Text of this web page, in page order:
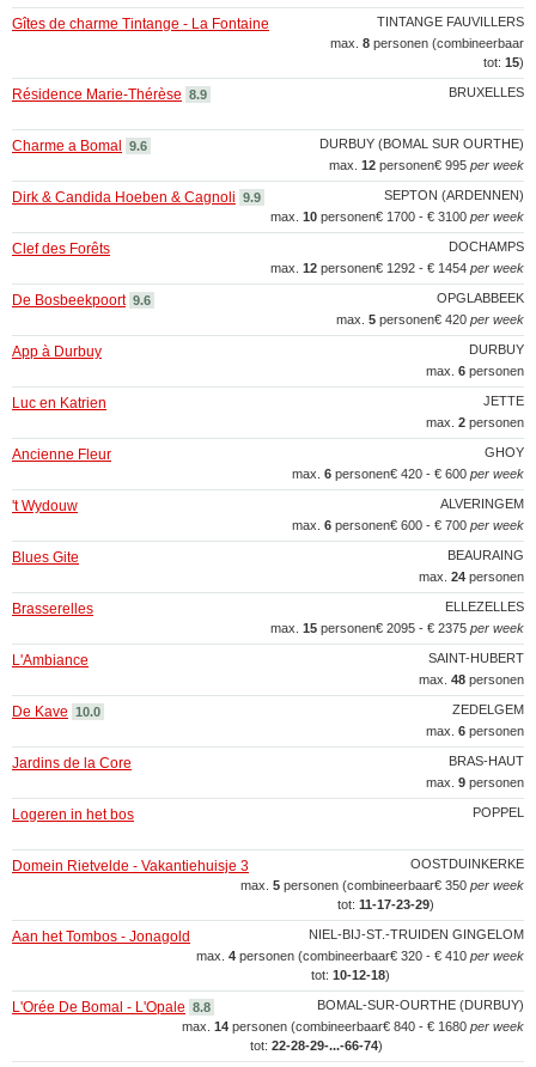
TINTANGE FAUVILLERS
Gîtes de charme Tintange - La Fontaine
max. 8 personen (combineerbaar
tot: 15)
BRUXELLES
Résidence Marie-Thérèse 8.9
DURBUY (BOMAL SUR OURTHE)
Charme a Bomal
9.6
€ 995 per week
max. 12 personen
SEPTON (ARDENNEN)
Dirk & Candida Hoeben & Cagnoli 9.9
€ 1700 - € 3100 per week
max. 10 personen
DOCHAMPS
Clef des Forêts
€ 1292 - € 1454 per week
max. 12 personen
OPGLABBEEK
De Bosbeekpoort 9.6
€ 420 per week
max. 5 personen
DURBUY
App à Durbuy
max. 6 personen
JETTE
Luc en Katrien
max. 2 personen
GHOY
Ancienne Fleur
€ 420 - € 600 per week
max. 6 personen
ALVERINGEM
't Wydouw
€ 600 - € 700 per week
max. 6 personen
BEAURAING
Blues Gite
max. 24 personen
ELLEZELLES
Brasserelles
€ 2095 - € 2375 per week
max. 15 personen
SAINT-HUBERT
L'Ambiance
max. 48 personen
ZEDELGEM
De Kave 10.0
max. 6 personen
BRAS-HAUT
Jardins de la Core
max. 9 personen
POPPEL
Logeren in het bos
OOSTDUINKERKE
Domein Rietvelde - Vakantiehuisje 3
€ 350 per week
max. 5 personen (combineerbaar
tot: 11‑17‑23‑29)
NIEL-BIJ-ST.-TRUIDEN GINGELOM
Aan het Tombos - Jonagold
€ 320 - € 410 per week
max. 4 personen (combineerbaar
tot: 10‑12‑18)
BOMAL-SUR-OURTHE (DURBUY)
L'Orée De Bomal - L'Opale 8.8
€ 840 - € 1680 per week
max. 14 personen (combineerbaar
tot: 22‑28‑29‑...‑66‑74)